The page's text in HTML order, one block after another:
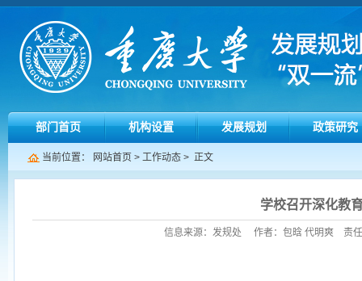
部门首页 机构设置 发展规划 政策研究
当前位置： 网站首页 > 工作动态 > 正文
学校召开深化教
信息来源：发规处 作者：包晗 代明爽 责